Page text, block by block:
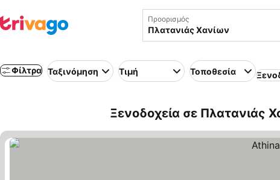
Προορισμός
Φίλτρα Ταξινόμηση Τιμή Τοποθεσία
Ξενοδοχεία σε Πλατανιάς